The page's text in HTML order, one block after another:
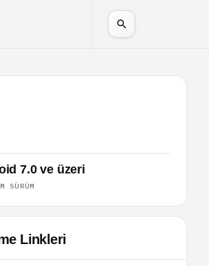
7.0 ve üzeri
SÜRÜM
Linkleri